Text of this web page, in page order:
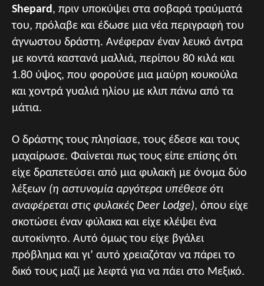
Shepard, πριν υποκύψει στα σοβαρά τραύματά
του, πρόλαβε και έδωσε μια νέα περιγραφή του
άγνωστου δράστη. Ανέφεραν έναν λευκό άντρα
με κοντά καστανά μαλλιά, περίπου 80 κιλά και
1.80 ύψος, που φορούσε μια μαύρη κουκούλα
και χοντρά γυαλιά ηλίου με κλιπ πάνω από τα
μάτια.
Ο δράστης τους πλησίασε, τους έδεσε και τους
μαχαίρωσε. Φαίνεται πως τους είπε επίσης ότι
είχε δραπετεύσει από μια φυλακή με όνομα δύο
λέξεων (η αστυνομία αργότερα υπέθεσε ότι
αναφέρεται στις φυλακές Deer Lodge), όπου είχε
σκοτώσει έναν φύλακα και είχε κλέψει ένα
αυτοκίνητο. Αυτό όμως του είχε βγάλει
πρόβλημα και γι’ αυτό χρειαζόταν να πάρει το
δικό τους μαζί με λεφτά για να πάει στο Μεξικό.